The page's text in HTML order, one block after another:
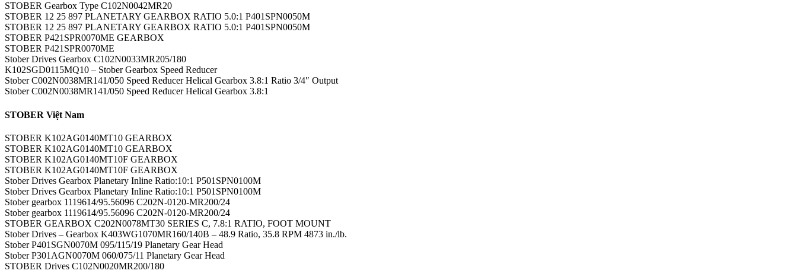
STOBER Gearbox Type C102N0042MR20
STOBER 12 25 897 PLANETARY GEARBOX RATIO 5.0:1 P401SPN0050M
STOBER 12 25 897 PLANETARY GEARBOX RATIO 5.0:1 P401SPN0050M
STOBER P421SPR0070ME GEARBOX
STOBER P421SPR0070ME
Stober Drives Gearbox C102N0033MR205/180
K102SGD0115MQ10 – Stober Gearbox Speed Reducer
Stober C002N0038MR141/050 Speed Reducer Helical Gearbox 3.8:1 Ratio 3/4″ Output
Stober C002N0038MR141/050 Speed Reducer Helical Gearbox 3.8:1
STOBER Việt Nam
STOBER K102AG0140MT10 GEARBOX
STOBER K102AG0140MT10 GEARBOX
STOBER K102AG0140MT10F GEARBOX
STOBER K102AG0140MT10F GEARBOX
Stober Drives Gearbox Planetary Inline Ratio:10:1 P501SPN0100M
Stober Drives Gearbox Planetary Inline Ratio:10:1 P501SPN0100M
Stober gearbox 1119614/95.56096 C202N-0120-MR200/24
Stober gearbox 1119614/95.56096 C202N-0120-MR200/24
STOBER GEARBOX C202N0078MT30 SERIES C, 7.8:1 RATIO, FOOT MOUNT
Stober Drives – Gearbox K403WG1070MR160/140B – 48.9 Ratio, 35.8 RPM 4873 in./lb.
Stober P401SGN0070M 095/115/19 Planetary Gear Head
Stober P301AGN0070M 060/075/11 Planetary Gear Head
STOBER Drives C102N0020MR200/180